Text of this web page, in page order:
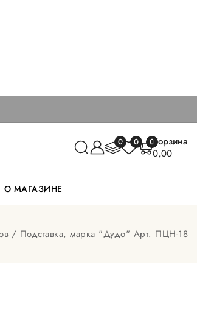
0 0 0Корзина
0,00
О МАГАЗИНЕ
Подставка, марка "Дудо" Арт. ПЦН-18